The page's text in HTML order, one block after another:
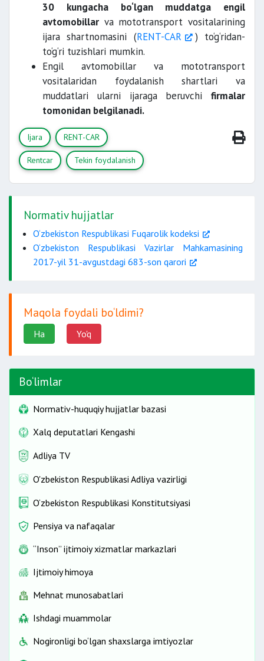
30 kungacha bo‘lgan muddatga engil
avtomobillar va mototransport vositalarining
ijara shartnomasini (RENT-CAR
) to‘g‘ridan-
to‘g‘ri tuzishlari mumkin.
Engil avtomobillar va mototransport
vositalaridan foydalanish shartlari va
muddatlari ularni ijaraga beruvchi firmalar
tomonidan belgilanadi.
Ijara RENT-CAR
Rentcar Tekin foydalanish
Normativ hujjatlar
O‘zbekiston Respublikasi Fuqarolik kodeksi
O‘zbekiston Respublikasi Vazirlar Mahkamasining
2017-yil 31-avgustdagi 683-son qarori
Maqola foydali bo‘ldimi?
Ha Yo'q
Bo‘limlar
Normativ-huquqiy hujjatlar bazasi
Xalq deputatlari Kengashi
Adliya TV
O'zbekiston Respublikasi Adliya vazirligi
O‘zbekiston Respublikasi Konstitutsiyasi
Pensiya va nafaqalar
“Inson” ijtimoiy xizmatlar markazlari
Ijtimoiy himoya
Mehnat munosabatlari
Ishdagi muammolar
Nogironligi bo‘lgan shaxslarga imtiyozlar